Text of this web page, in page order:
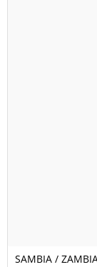
SAMBIA /